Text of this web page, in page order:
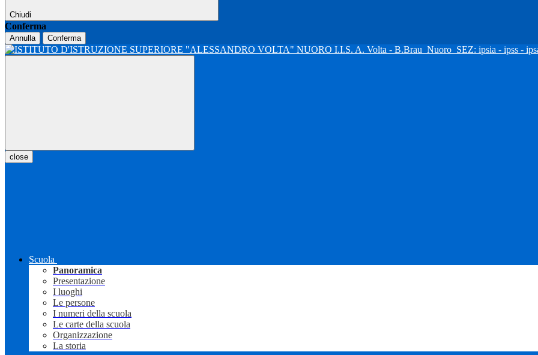
Chiudi
Conferma
Annulla Conferma
I.I.S. A. Volta - B.Brau Nuoro SEZ: ipsia - ipss -
close
Scuola
Panoramica
Presentazione
I luoghi
Le persone
I numeri della scuola
Le carte della scuola
Organizzazione
La storia